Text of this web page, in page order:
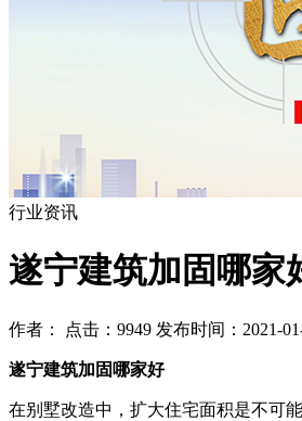
行业资讯
遂宁建筑加固哪家
作者： 点击：9949 发布时间：2021-
遂宁建筑加固哪家好
在别墅改造中，扩大住宅面积是不可